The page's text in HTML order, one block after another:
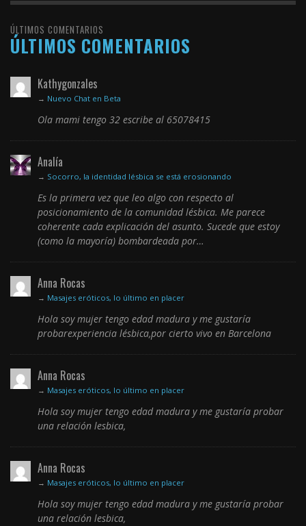
ÚLTIMOS COMENTARIOS
ÚLTIMOS COMENTARIOS
Kathygonzales
→ Nuevo Chat en Beta
Ola mami tengo 32 escribe al 65078415
Analía
→ Socorro, la identidad lésbica se está erosionando
Es la primera vez que leo algo con respecto al
posicionamiento de la comunidad lésbica. Me parece
coherente cada explicación del asunto. Sucede que estoy
(como la mayoría) bombardeada por…
Anna Rocas
→ Masajes eróticos, lo último en placer
Hola soy mujer tengo edad madura y me gustaría
probarexperiencia lésbica,por cierto vivo en Barcelona
Anna Rocas
→ Masajes eróticos, lo último en placer
Hola soy mujer tengo edad madura y me gustaría probar
una relación lesbica,
Anna Rocas
→ Masajes eróticos, lo último en placer
Hola soy mujer tengo edad madura y me gustaría probar
una relación lesbica,